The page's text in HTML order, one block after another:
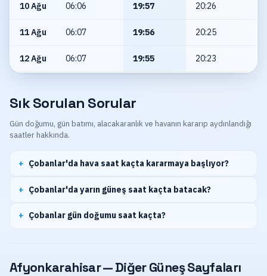
10 Ağu 06:06 19:57 20:26
11 Ağu 06:07 19:56 20:25
12 Ağu 06:07 19:55 20:23
Sık Sorulan Sorular
Gün doğumu, gün batımı, alacakaranlık ve havanın kararıp aydınlandığı
saatler hakkında.
Çobanlar'da hava saat kaçta kararmaya başlıyor?
Çobanlar'da yarın güneş saat kaçta batacak?
Çobanlar gün doğumu saat kaçta?
Afyonkarahisar — Diğer Güneş Sayfaları